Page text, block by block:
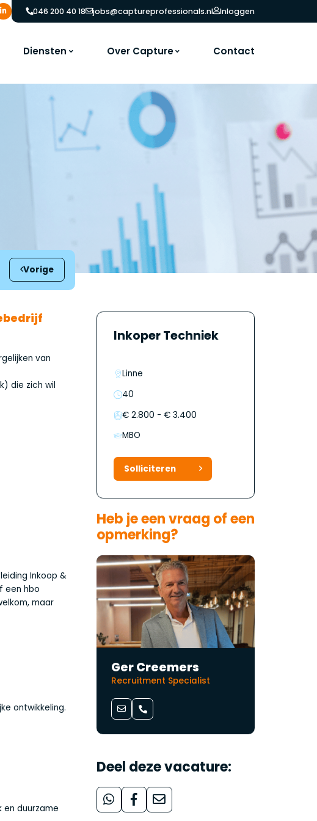
046 200 40 18 jobs@captureprofessionals.nl Inloggen
Diensten Over Capture Contact
Vorige
van
die zich wil
Inkoop &
een hbo
maar
ontwikkeling.
en duurzame
Inkoper Techniek
Linne
40
€ 2.800 - € 3.400
MBO
Solliciteren
Heb je een vraag of een
opmerking?
Ger Creemers
Recruitment Specialist
Deel deze vacature: